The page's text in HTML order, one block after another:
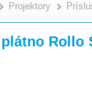
Projektory
Rollo